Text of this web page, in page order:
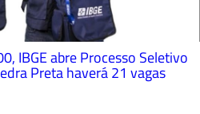
IBGE abre Processo Seletivo
Preta haverá 21 vagas